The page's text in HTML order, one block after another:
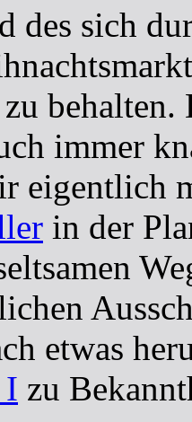
des sich
immer
eigentlich
in der
etwas
I zu